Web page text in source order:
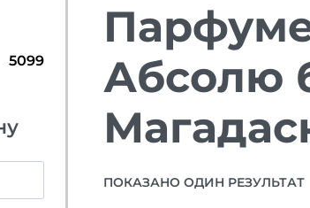
Абсолю
ПОКАЗАНО ОДИН РЕЗУЛЬТАТ